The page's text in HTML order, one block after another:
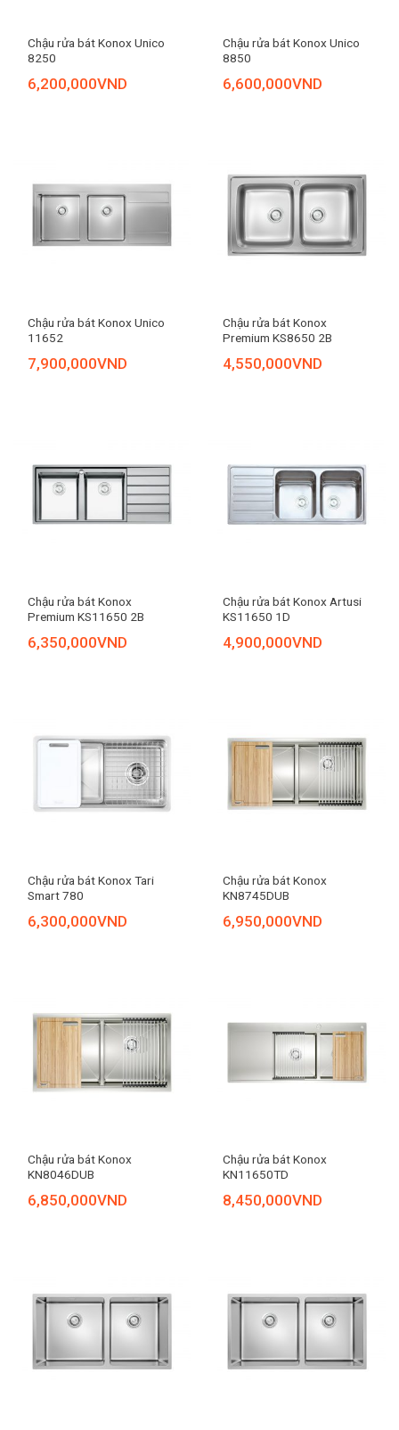
Chậu rửa bát Konox Unico
8250
6,200,000VND
Chậu rửa bát Konox Unico
8850
6,600,000VND
Chậu rửa bát Konox Unico
11652
7,900,000VND
Chậu rửa bát Konox
Premium KS8650 2B
4,550,000VND
Chậu rửa bát Konox
Premium KS11650 2B
6,350,000VND
Chậu rửa bát Konox Artusi
KS11650 1D
4,900,000VND
Chậu rửa bát Konox Tari
Smart 780
6,300,000VND
Chậu rửa bát Konox
KN8745DUB
6,950,000VND
Chậu rửa bát Konox
KN8046DUB
6,850,000VND
Chậu rửa bát Konox
KN11650TD
8,450,000VND